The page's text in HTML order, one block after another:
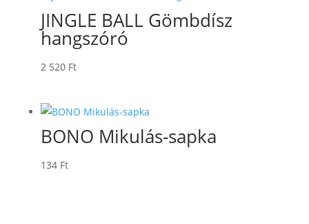
JINGLE BALL Gömbdísz
hangszóró
2 520 Ft
BONO Mikulás-sapka
134 Ft